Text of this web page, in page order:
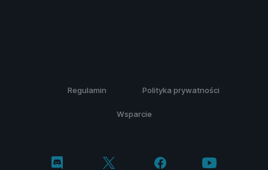
Regulamin Polityka prywatności
Wsparcie